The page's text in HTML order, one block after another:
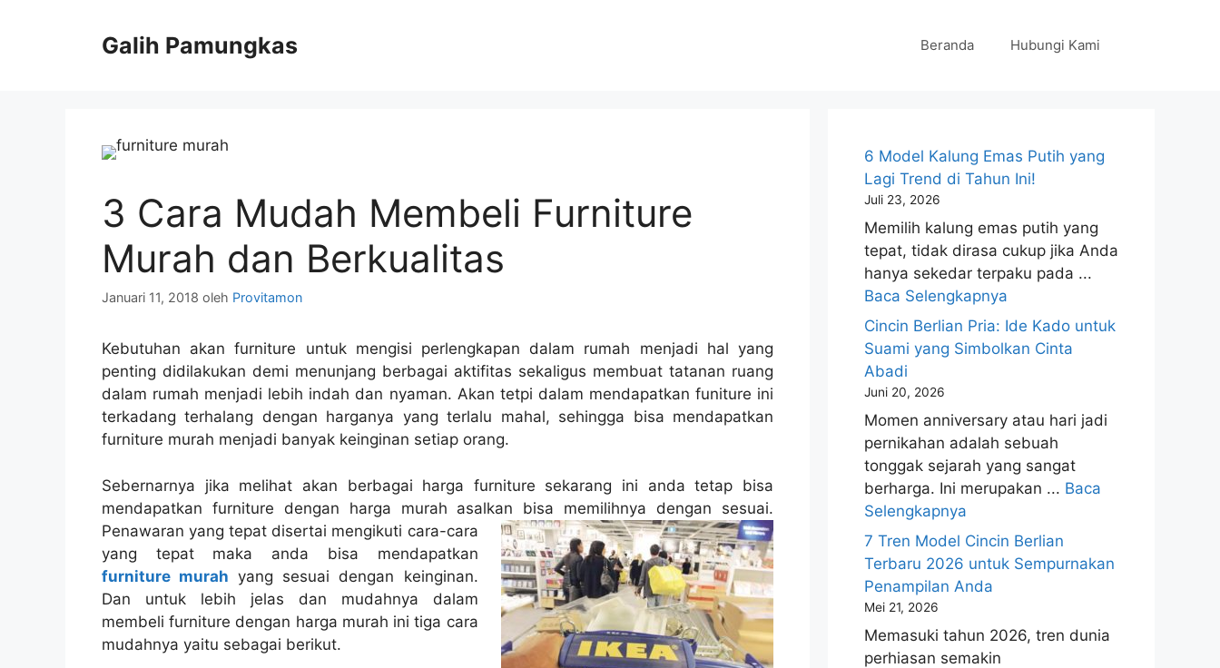
Galih Pamungkas Beranda Hubungi Kami
3 Cara Mudah Membeli Furniture
Murah dan Berkualitas
Januari 11, 2018 oleh Provitamon
Kebutuhan akan furniture untuk mengisi perlengkapan dalam rumah menjadi hal yang
penting didilakukan demi menunjang berbagai aktifitas sekaligus membuat tatanan ruang
dalam rumah menjadi lebih indah dan nyaman. Akan tetpi dalam mendapatkan funiture ini
terkadang terhalang dengan harganya yang terlalu mahal, sehingga bisa mendapatkan
furniture murah menjadi banyak keinginan setiap orang.
Sebernarnya jika melihat akan berbagai harga furniture sekarang ini anda tetap bisa
mendapatkan furniture dengan harga murah asalkan bisa memilihnya dengan sesuai.
Penawaran yang tepat disertai mengikuti cara-cara
yang tepat maka anda bisa mendapatkan
furniture murah yang sesuai dengan keinginan.
Dan untuk lebih jelas dan mudahnya dalam
membeli furniture dengan harga murah ini tiga cara
mudahnya yaitu sebagai berikut.
6 Model Kalung Emas Putih yang
Lagi Trend di Tahun Ini!
Juli 23, 2026
Memilih kalung emas putih yang
tepat, tidak dirasa cukup jika Anda
hanya sekedar terpaku pada ...
Baca Selengkapnya
Cincin Berlian Pria: Ide Kado untuk
Suami yang Simbolkan Cinta
Abadi
Juni 20, 2026
Momen anniversary atau hari jadi
pernikahan adalah sebuah
tonggak sejarah yang sangat
berharga. Ini merupakan ... Baca
Selengkapnya
7 Tren Model Cincin Berlian
Terbaru 2026 untuk Sempurnakan
Penampilan Anda
Mei 21, 2026
Memasuki tahun 2026, tren dunia
perhiasan semakin